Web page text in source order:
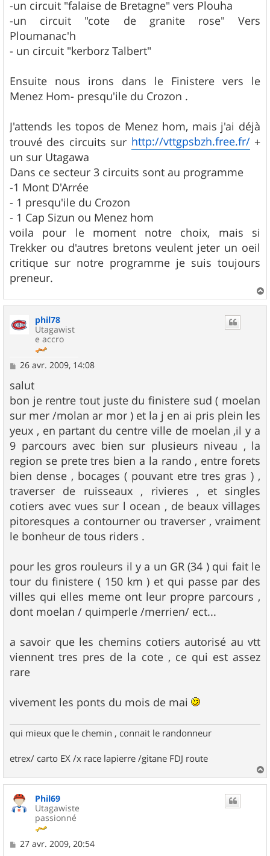
-un circuit "falaise de Bretagne" vers Plouha
-un circuit "cote de granite rose" Vers
Ploumanac'h
- un circuit "kerborz Talbert"
Ensuite nous irons dans le Finistere vers le
Menez Hom- presqu'ile du Crozon .
J'attends les topos de Menez hom, mais j'ai déjà
trouvé des circuits sur http://vttgpsbzh.free.fr/+
un sur Utagawa
Dans ce secteur 3 circuits sont au programme
-1 Mont D'Arrée
- 1 presqu'ile du Crozon
- 1 Cap Sizun ou Menez hom
voila pour le moment notre choix, mais si
Trekker ou d'autres bretons veulent jeter un oeil
critique sur notre programme je suis toujours
preneur.
a
phil78
Utagawist
e accro
M
s
s
a
g
e
26 avr. 2009, 14:08
salut
bon je rentre tout juste du finistere sud ( moelan
sur mer /molan ar mor ) et la j en ai pris plein les
yeux , en partant du centre ville de moelan ,il y a
9 parcours avec bien sur plusieurs niveau , la
region se prete tres bien a la rando , entre forets
bien dense , bocages ( pouvant etre tres gras ) ,
traverser de ruisseaux , rivieres , et singles
cotiers avec vues sur l ocean , de beaux villages
pitoresques a contourner ou traverser , vraiment
le bonheur de tous riders .
pour les gros rouleurs il y a un GR (34 ) qui fait le
tour du finistere ( 150 km ) et qui passe par des
villes qui elles meme ont leur propre parcours ,
dont moelan / quimperle /merrien/ ect...
a savoir que les chemins cotiers autorisé au vtt
viennent tres pres de la cote , ce qui est assez
rare
vivement les ponts du mois de mai
qui mieux que le chemin , connait le randonneur
etrex/ carto EX /x race lapierre /gitane FDJ route
a
Phil69
Utagawiste
passionné
M
27 avr. 2009, 20:54